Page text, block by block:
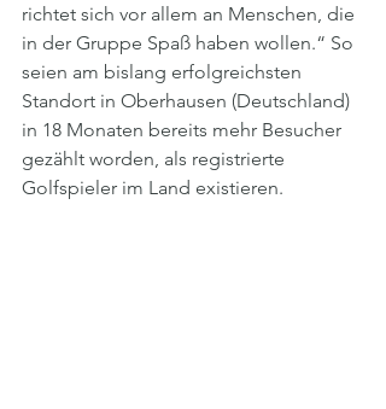
richtet sich vor allem an Menschen, die
in der Gruppe Spaß haben wollen.“ So
seien am bislang erfolgreichsten
Standort in Oberhausen (Deutschland)
in 18 Monaten bereits mehr Besucher
gezählt worden, als registrierte
Golfspieler im Land existieren.